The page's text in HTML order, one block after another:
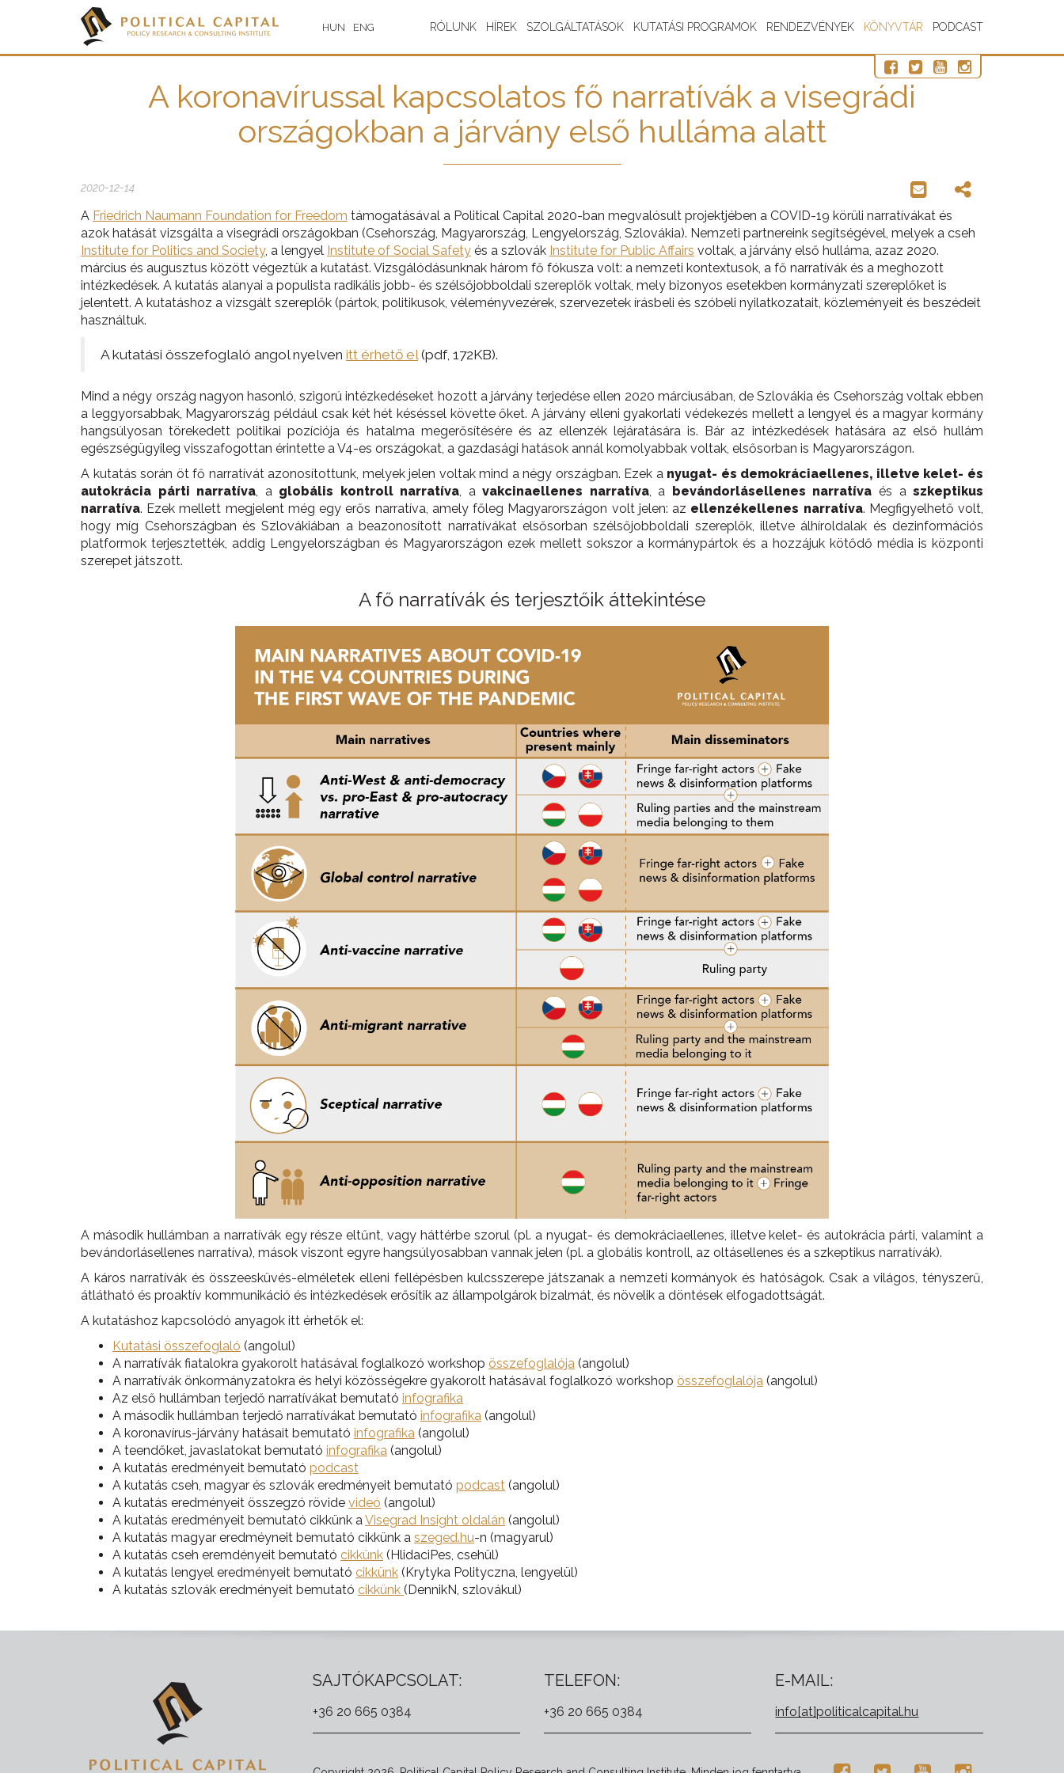
HUN ENG RÓLUNK HÍREK SZOLGÁLTATÁSOK KUTATÁSI PROGRAMOK RENDEZVÉNYEK KÖNYVTÁR PODCAST
A koronavírussal kapcsolatos fő narratívák a visegrádi
országokban a járvány első hulláma alatt
2020-12-14
A Friedrich Naumann Foundation for Freedom támogatásával a Political Capital 2020-ban megvalósult projektjében a COVID-19 körüli narratívákat és
azok hatását vizsgálta a visegrádi országokban (Csehország, Magyarország, Lengyelország, Szlovákia). Nemzeti partnereink segítségével, melyek a cseh
Institute for Politics and Society, a lengyel Institute of Social Safety és a szlovák Institute for Public Affairs voltak, a járvány első hulláma, azaz 2020.
március és augusztus között végeztük a kutatást. Vizsgálódásunknak három fő fókusza volt: a nemzeti kontextusok, a fő narratívák és a meghozott
intézkedések. A kutatás alanyai a populista radikális jobb- és szélsőjobboldali szereplők voltak, mely bizonyos esetekben kormányzati szereplőket is
jelentett. A kutatáshoz a vizsgált szereplők (pártok, politikusok, véleményvezérek, szervezetek írásbeli és szóbeli nyilatkozatait, közleményeit és beszédeit
használtuk.
A kutatási összefoglaló angol nyelven itt érhető el(pdf, 172KB).
Mind a négy ország nagyon hasonló, szigorú intézkedéseket hozott a járvány terjedése ellen 2020 márciusában, de Szlovákia és Csehország voltak ebben
a leggyorsabbak, Magyarország például csak két hét késéssel követte őket. A járvány elleni gyakorlati védekezés mellett a lengyel és a magyar kormány
hangsúlyosan törekedett politikai pozíciója és hatalma megerősítésére és az ellenzék lejáratására is. Bár az intézkedések hatására az első hullám
egészségügyileg visszafogottan érintette a V4-es országokat, a gazdasági hatások annál komolyabbak voltak, elsősorban is Magyarországon.
A kutatás során öt fő narratívát azonosítottunk, melyek jelen voltak mind a négy országban. Ezek a nyugat- és demokráciaellenes, illetve kelet- és
autokrácia párti narratíva, aglobális kontroll narratíva, avakcinaellenes narratíva, a bevándorlásellenes narratíva és aszkeptikus
narratíva. Ezek mellett megjelent még egy erős narratíva, amely főleg Magyarországon volt jelen: az ellenzékellenes narratíva. Megfigyelhető volt,
hogy míg Csehországban és Szlovákiában a beazonosított narratívákat elsősorban szélsőjobboldali szereplők, illetve álhíroldalak és dezinformációs
platformok terjesztették, addig Lengyelországban és Magyarországon ezek mellett sokszor a kormánypártok és a hozzájuk kötődő média is központi
szerepet játszott.
A fő narratívák és terjesztőik áttekintése
A második hullámban a narratívák egy része eltűnt, vagy háttérbe szorul (pl. a nyugat- és demokráciaellenes, illetve kelet- és autokrácia párti, valamint a
bevándorlásellenes narratíva), mások viszont egyre hangsúlyosabban vannak jelen (pl. a globális kontroll, az oltásellenes és a szkeptikus narratívák).
A káros narratívák és összeesküvés-elméletek elleni fellépésben kulcsszerepe játszanak a nemzeti kormányok és hatóságok. Csak a világos, tényszerű,
átlátható és proaktív kommunikáció és intézkedések erősítik az állampolgárok bizalmát, és növelik a döntések elfogadottságát.
A kutatáshoz kapcsolódó anyagok itt érhetők el:
Kutatási összefoglaló (angolul)
A narratívák fiatalokra gyakorolt hatásával foglalkozó workshop összefoglalója (angolul)
A narratívák önkormányzatokra és helyi közösségekre gyakorolt hatásával foglalkozó workshop összefoglalója (angolul)
Az első hullámban terjedő narratívákat bemutató infografika
A második hullámban terjedő narratívákat bemutató infografika (angolul)
A koronavírus-járvány hatásait bemutató infografika (angolul)
A teendőket, javaslatokat bemutató infografika (angolul)
A kutatás eredményeit bemutató podcast
A kutatás cseh, magyar és szlovák eredményeit bemutató podcast (angolul)
A kutatás eredményeit összegzó rövide videó (angolul)
A kutatás eredményeit bemutató cikkünk aVisegrad Insight oldalán (angolul)
A kutatás magyar eredméyneit bemutató cikkünk a szeged.hu-n (magyarul)
A kutatás cseh eremdényeit bemutató cikkünk (HlidaciPes, csehül)
A kutatás lengyel eredményeit bemutató cikkünk (Krytyka Polityczna, lengyelül)
A kutatás szlovák eredményeit bemutató cikkünk (DennikN, szlovákul)
SAJTÓKAPCSOLAT:
+36 20 665 0384
TELEFON:
+36 20 665 0384
E-MAIL:
info[at]politicalcapital.hu